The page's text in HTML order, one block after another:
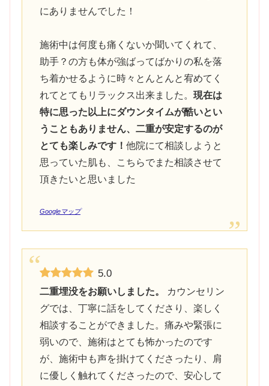
にありませんでした！
施術中は何度も痛くないか聞いてくれて、
助手？の方も体が強ばってばかりの私を落
ち着かせるように時々とんとんと宥めてく
れてとてもリラックス出来ました。 現在は
特に思った以上にダウンタイムが酷いとい
うこともありません、二重が安定するのが
とても楽しみです！ 他院にて相談しようと
思っていた肌も、こちらでまた相談させて
頂きたいと思いました
Googleマップ
5.0
二重埋没をお願いしました。
カウンセリン
グでは、丁寧に話をしてくださり、楽しく
相談することができました。痛みや緊張に
弱いので、施術はとても怖かったのです
が、施術中も声を掛けてくださったり、肩
に優しく触れてくださったので、安心して